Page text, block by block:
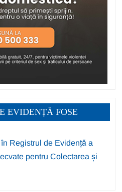
EVIDENȚĂ FOSE
Registrul de Evidență a
pentru Colectarea și